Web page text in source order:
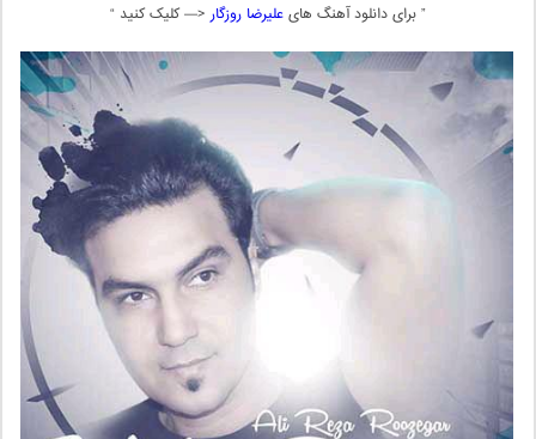
” برای دانلود آهنگ هایعلیرضا روزگار<— کلیک کنید “